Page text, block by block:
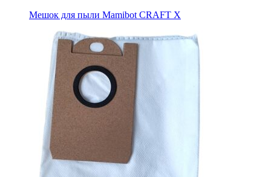
Мешок для пыли Mamibot CRAFT X